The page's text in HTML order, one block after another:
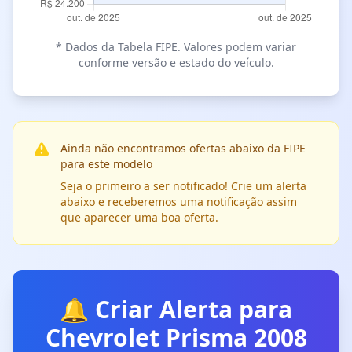
* Dados da Tabela FIPE. Valores podem variar
conforme versão e estado do veículo.
Ainda não encontramos ofertas abaixo da FIPE
para este modelo
Seja o primeiro a ser notificado! Crie um alerta
abaixo e receberemos uma notificação assim
que aparecer uma boa oferta.
🔔 Criar Alerta para
Chevrolet Prisma 2008